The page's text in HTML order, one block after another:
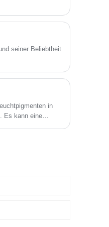
seiner Beliebtheit
in
Es kann eine